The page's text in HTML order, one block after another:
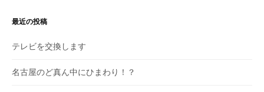
最近の投稿
テレビを交換します
名古屋のど真ん中にひまわり！？